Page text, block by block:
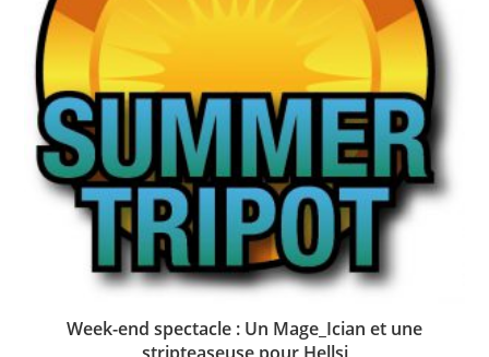
Week-end spectacle : Un Mage_Ician et une